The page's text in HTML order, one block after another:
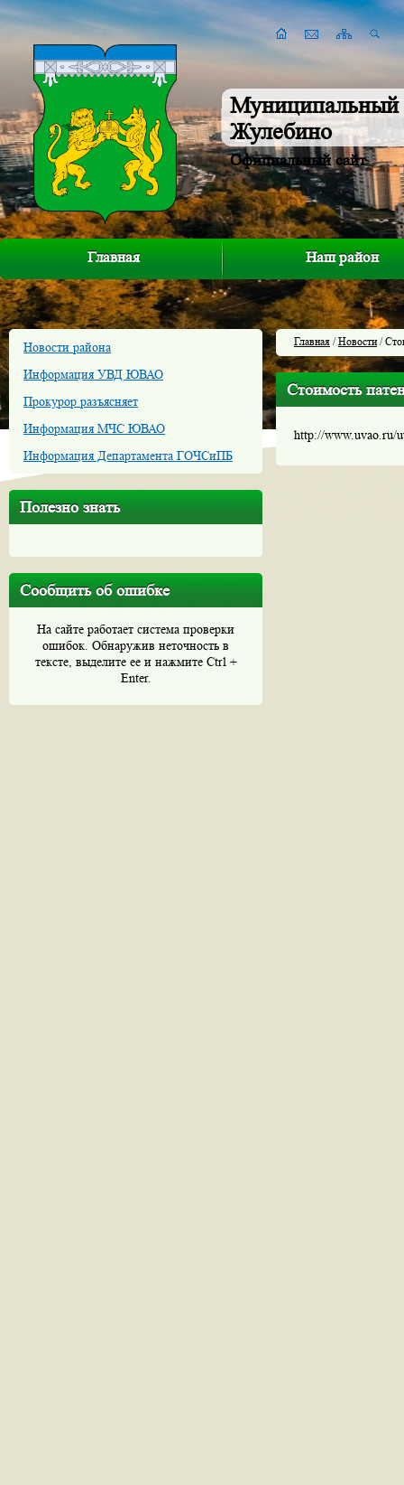
Муниципальный
Жулебино
Официальный сайт
Главная Наш район
Новости района
Информация УВД ЮВАО
Прокурор разъясняет
Информация МЧС ЮВАО
Информация Департамента ГОЧСиПБ
Полезно знать
Сообщить об ошибке
На сайте работает система проверки
ошибок. Обнаружив неточность в
тексте, выделите ее и нажмите Ctrl +
Enter.
Главная /Новости/
Стоимость
http://www.uvao.ru/